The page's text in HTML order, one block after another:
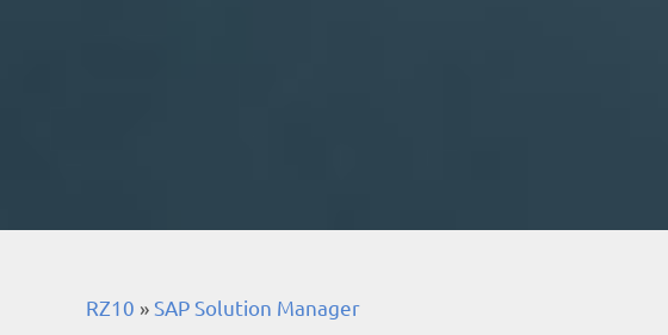
RZ10 » SAP Solution Manager